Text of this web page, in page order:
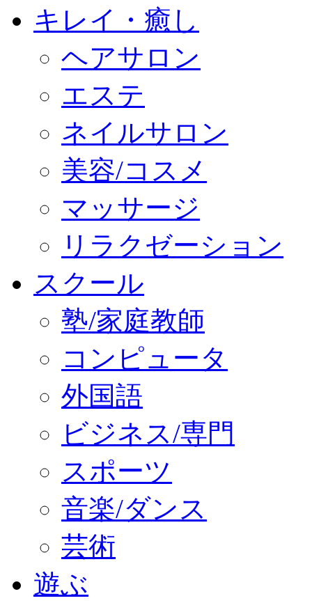
キレイ・癒し
ヘアサロン
エステ
ネイルサロン
美容/コスメ
マッサージ
リラクゼーション
スクール
塾/家庭教師
コンピュータ
外国語
ビジネス/専門
スポーツ
音楽/ダンス
芸術
遊ぶ